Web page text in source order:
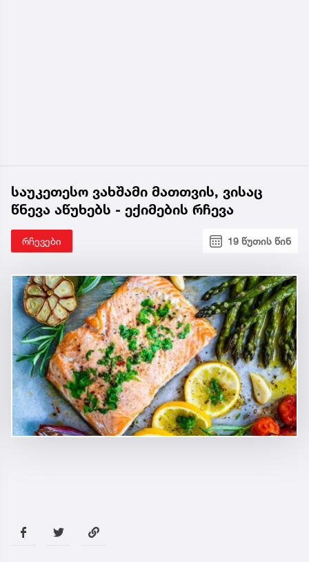
საუკეთესო ვახშამი მათთვის, ვისაც
წნევა აწუხებს - ექიმების რჩევა
რჩევები 19 წუთის წინ